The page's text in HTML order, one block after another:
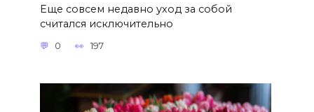
Еще совсем недавно уход за собой
считался исключительно
0 197